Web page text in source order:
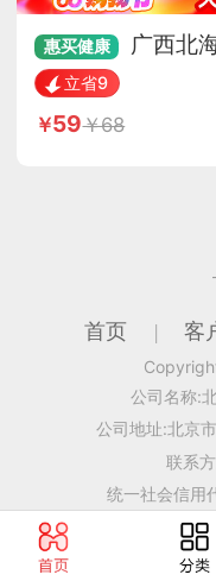
惠买健康
广西北
上*20枚（油多·不
立省9
59 68
首页 客
公司名称:
公司地址:北京
联系
统一社会信用
ICP备案
食品流通许